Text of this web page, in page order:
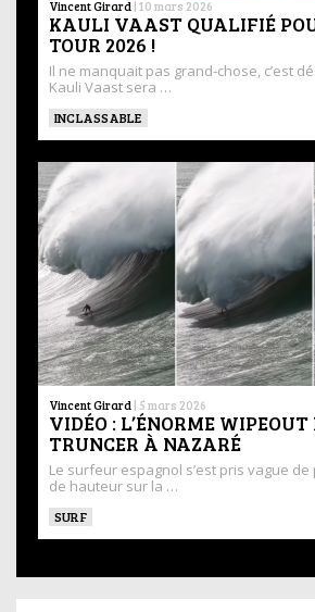
Vincent Girard | 10 mars 2026
KAULI VAAST QUALIFIÉ
TOUR 2026 !
Il ne manquait pas grand-chose, c’est
Kauli Vaast sera …
INCLASSABLE
Vincent Girard | 5 mars 2026
VIDÉO : L’ÉNORME WIPEOUT
TRUNCER À NAZARÉ
Le surfeur espagnol s’est pris vague
de hauteur sur la …
SURF